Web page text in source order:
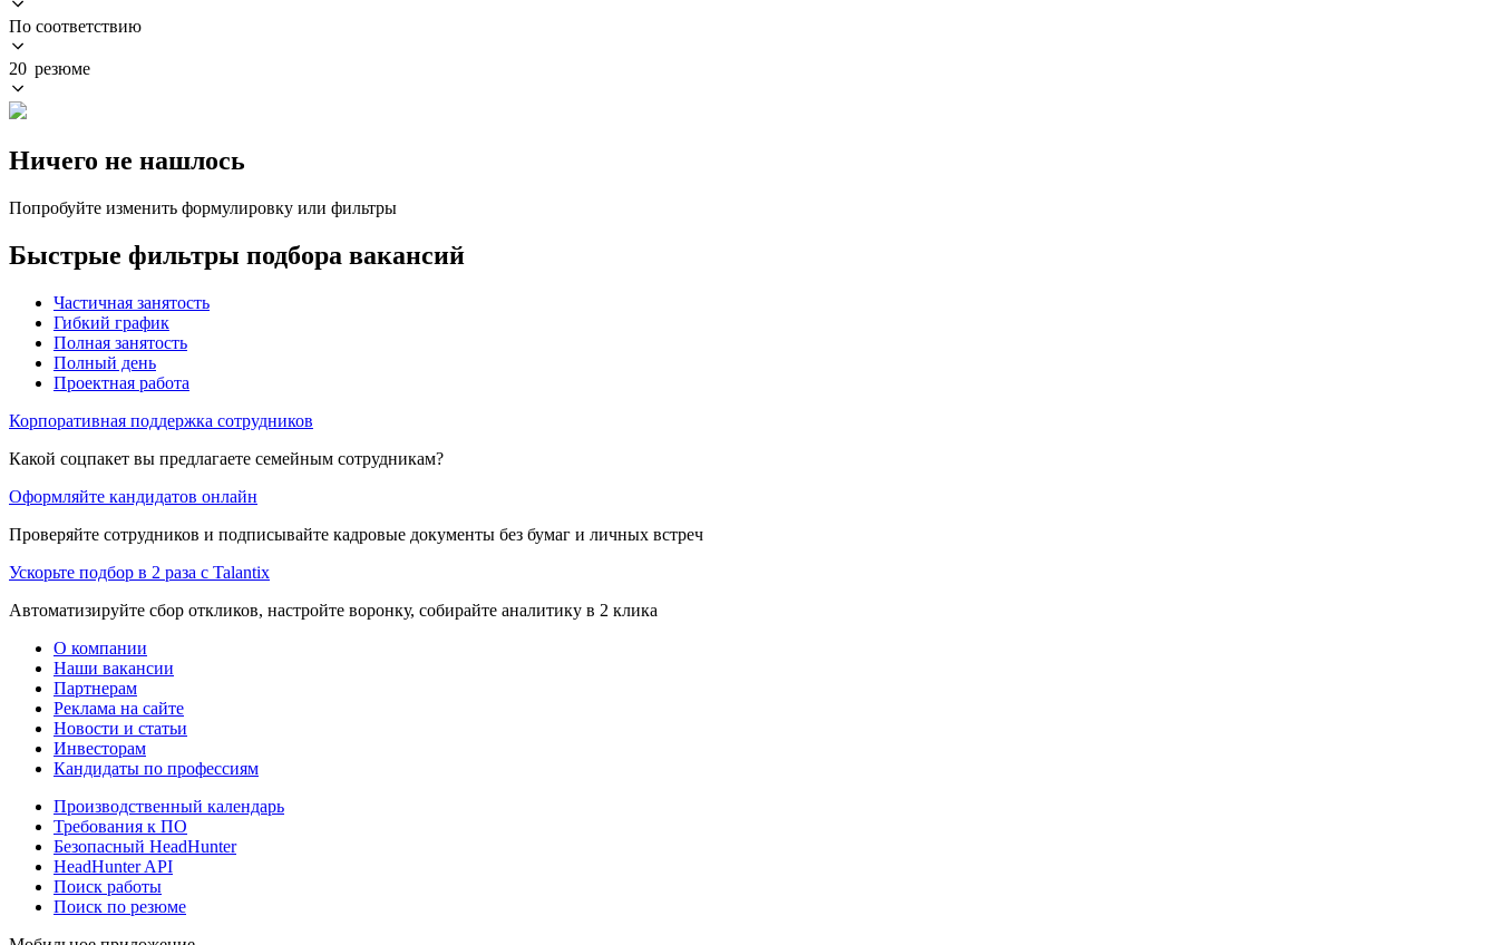
По соответствию
20 резюме
Ничего не нашлось
Попробуйте изменить формулировку или фильтры
Быстрые фильтры подбора вакансий
Частичная занятость
Гибкий график
Полная занятость
Полный день
Проектная работа
Корпоративная поддержка сотрудников
Какой соцпакет вы предлагаете семейным сотрудникам?
Оформляйте кандидатов онлайн
Проверяйте сотрудников и подписывайте кадровые документы без бумаг и личных встреч
Ускорьте подбор в 2 раза с Talantix
Автоматизируйте сбор откликов, настройте воронку, собирайте аналитику в 2 клика
О компании
Наши вакансии
Партнерам
Реклама на сайте
Новости и статьи
Инвесторам
Кандидаты по профессиям
Производственный календарь
Требования к ПО
Безопасный HeadHunter
HeadHunter API
Поиск работы
Поиск по резюме